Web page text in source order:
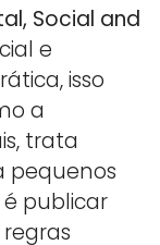
Social and
e
isso
a
trata
pequenos
publicar